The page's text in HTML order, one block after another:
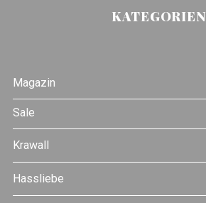
KATEGORIEN
Magazin
Sale
Krawall
Hassliebe